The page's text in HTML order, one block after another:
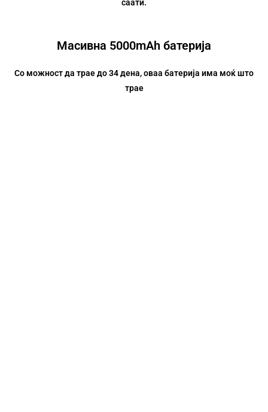
саати.
Масивна 5000mAh батерија
Со можност да трае до 34 дена, оваа батерија има моќ што
трае